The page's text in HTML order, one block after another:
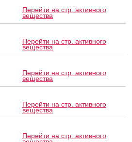
Перейти на стр. активного
вещества
Перейти на стр. активного
вещества
Перейти на стр. активного
вещества
Перейти на стр. активного
вещества
Перейти на стр. активного